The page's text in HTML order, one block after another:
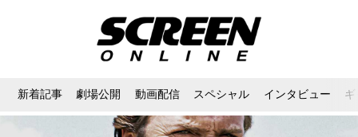
新着記事 劇場公開 動画配信 スペシャル インタビュー